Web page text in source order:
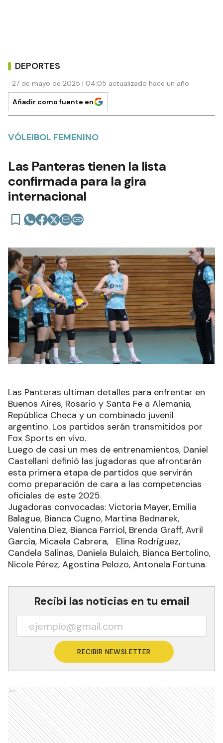
DEPORTES
27 de mayo de 2025 | 04:05 actualizado hace un año
Añadir como fuente en
VÓLEIBOL FEMENINO
Las Panteras tienen la lista
confirmada para la gira
internacional
Las Panteras ultiman detalles para enfrentar en
Buenos Aires, Rosario y Santa Fe a Alemania,
República Checa y un combinado juvenil
argentino. Los partidos serán transmitidos por
Fox Sports en vivo.
Luego de casi un mes de entrenamientos, Daniel
Castellani definió las jugadoras que afrontarán
esta primera etapa de partidos que servirán
como preparación de cara a las competencias
oficiales de este 2025.
Jugadoras convocadas: Victoria Mayer, Emilia
Balague, Bianca Cugno, Martina Bednarek,
Valentina Diez, Bianca Farriol, Brenda Graff, Avril
García, Micaela Cabrera, Elina Rodríguez,
Candela Salinas, Daniela Bulaich, Bianca Bertolino,
Nicole Pérez, Agostina Pelozo, Antonela Fortuna.
Recibí las noticias en tu email
RECIBIR NEWSLETTER
Ads